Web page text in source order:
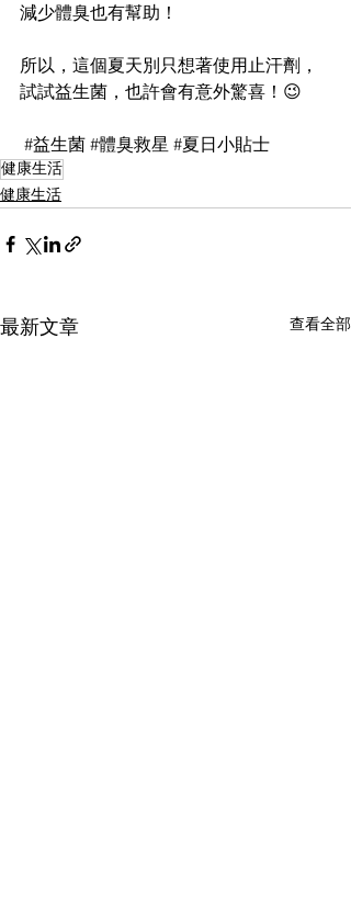
減少體臭也有幫助！
所以，這個夏天別只想著使用止汗劑，
試試益生菌，也許會有意外驚喜！😉
#益生菌 #體臭救星 #夏日小貼士
健康生活
健康生活
最新文章 查看全部